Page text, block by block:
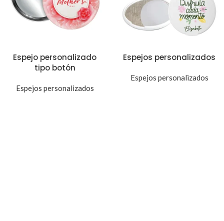
Espejo personalizado
tipo botón
Espejos personalizados
Espejos personalizados
Espejos personalizados